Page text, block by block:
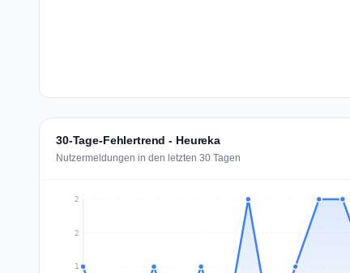
30-Tage-Fehlertrend - Heureka
Nutzermeldungen in den letzten 30 Tagen
1
2
2